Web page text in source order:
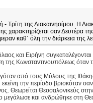
- Τρίτη της Διακαινησίμου. Η
σαν Δευτέρα
καθ΄ όλη την διάρκεια της
και Ειρήνη
της Κωνσταντινουπόλεως
από τους Μύλους της
την περίοδο βρισκόταν
Θεωρείται Θεσσαλονικεύς
μεγάλωσε και ανδρώθηκε στη